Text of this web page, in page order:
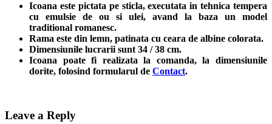
Icoana este pictata pe sticla, executata in tehnica tempera
cu emulsie de ou si ulei, avand la baza un model
traditional romanesc.
Rama este din lemn, patinata cu ceara de albine colorata.
Dimensiunile lucrarii sunt 34 / 38 cm.
Icoana poate fi realizata la comanda, la dimensiunile
dorite, folosind formularul de Contact.
Leave a Reply